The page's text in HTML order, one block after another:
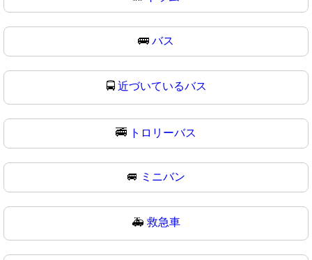
🚌 バス
🚍 近づいているバス
🚎 トロリーバス
🚐 ミニバン
🚑 救急車